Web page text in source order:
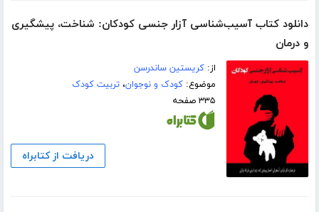
دانلود کتاب آسیب‌شناسی آزار جنسی کودکان: شناخت، پیشگیری
و درمان
از:کریستین ساندرسن
موضوع:کودک و نوجوان،تربیت کودک
۳۳۵ صفحه
دریافت از کتابراه